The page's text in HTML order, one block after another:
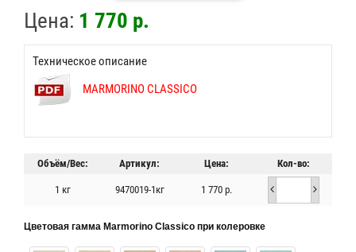
Цена: 1 770 р.
Техническое описание
MARMORINO CLASSICO
Объём/Вес: Артикул: Цена: Кол-во:
1 кг 9470019-1кг 1 770 р.
Цветовая гамма Marmorino Classico при колеровке